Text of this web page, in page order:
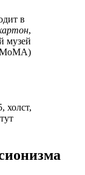
в
,
музей
(МоМА)
холст,